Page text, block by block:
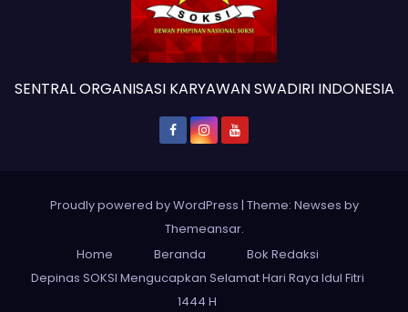
SENTRAL ORGANISASI KARYAWAN SWADIRI INDONESIA
Proudly powered by WordPress | Theme: Newses by
Themeansar.
Home
Beranda
Bok Redaksi
Depinas SOKSI Mengucapkan Selamat Hari Raya Idul Fitri
1444 H